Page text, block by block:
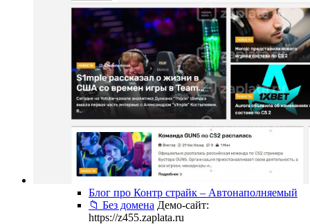
Блог про Контр страйк – Автонаполняемый
📁 Без домена Демо-сайт:
https://z455.zaplata.ru